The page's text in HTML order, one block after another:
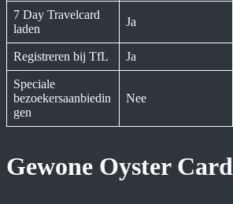
7 Day Travelcard
laden
Ja
Registreren bij TfL Ja
Speciale
bezoekersaanbiedin
gen
Nee
Gewone Oyster Card